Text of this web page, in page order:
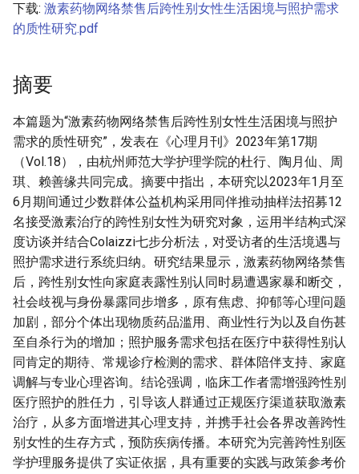
索
下载: 激素药物网络禁售后跨性别女性生活困境与照护需求
的质性研究.pdf
摘要
本篇题为“激素药物网络禁售后跨性别女性生活困境与照护
需求的质性研究”，发表在《心理月刊》2023年第17期
（Vol.18），由杭州师范大学护理学院的杜行、陶月仙、周
琪、赖善缘共同完成。摘要中指出，本研究以2023年1月至
6月期间通过少数群体公益机构采用同伴推动抽样法招募12
名接受激素治疗的跨性别女性为研究对象，运用半结构式深
度访谈并结合Colaizzi七步分析法，对受访者的生活境遇与
照护需求进行系统归纳。研究结果显示，激素药物网络禁售
后，跨性别女性向家庭表露性别认同时易遭遇家暴和断交，
社会歧视与身份暴露同步增多，原有焦虑、抑郁等心理问题
加剧，部分个体出现物质药品滥用、商业性行为以及自伤甚
至自杀行为的增加；照护服务需求包括在医疗中获得性别认
同肯定的期待、常规诊疗检测的需求、群体陪伴支持、家庭
调解与专业心理咨询。结论强调，临床工作者需增强跨性别
医疗照护的胜任力，引导该人群通过正规医疗渠道获取激素
治疗，从多方面增进其心理支持，并携手社会各界改善跨性
别女性的生存方式，预防疾病传播。本研究为完善跨性别医
学护理服务提供了实证依据，具有重要的实践与政策参考价